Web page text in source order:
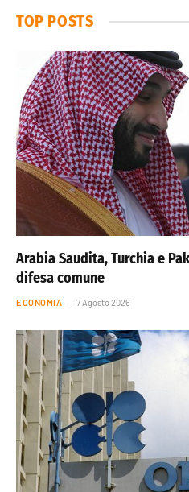
TOP POSTS
Arabia Saudita, Turchia e
difesa comune
ECONOMIA 7 Agosto 2026